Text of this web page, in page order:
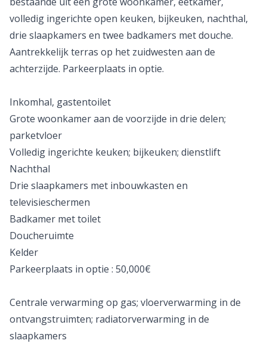
volledig ingerichte open keuken, bijkeuken, nachthal,
drie slaapkamers en twee badkamers met douche.
Aantrekkelijk terras op het zuidwesten aan de
achterzijde. Parkeerplaats in optie.
Inkomhal, gastentoilet
Grote woonkamer aan de voorzijde in drie delen;
parketvloer
Volledig ingerichte keuken; bijkeuken; dienstlift
Nachthal
Drie slaapkamers met inbouwkasten en
televisieschermen
Badkamer met toilet
Doucheruimte
Kelder
Parkeerplaats in optie : 50,000€
Centrale verwarming op gas; vloerverwarming in de
ontvangstruimten; radiatorverwarming in de
slaapkamers